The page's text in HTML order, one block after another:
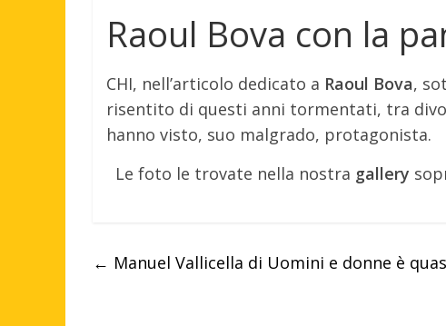
Raoul Bova con la
CHI, nell’articolo dedicato a Raoul Bova,
risentito di questi anni tormentati, tra
hanno visto, suo malgrado, protagonista.
Le foto le trovate nella nostra gallery
← Manuel Vallicella di Uomini e donne è